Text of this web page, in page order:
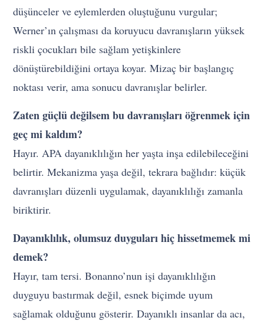
düşünceler ve eylemlerden oluştuğunu vurgular;
Werner’ın çalışması da koruyucu davranışların yüksek
riskli çocukları bile sağlam yetişkinlere
dönüştürebildiğini ortaya koyar. Mizaç bir başlangıç
noktası verir, ama sonucu davranışlar belirler.
Zaten güçlü değilsem bu davranışları öğrenmek için
geç mi kaldım?
Hayır. APA dayanıklılığın her yaşta inşa edilebileceğini
belirtir. Mekanizma yaşa değil, tekrara bağlıdır: küçük
davranışları düzenli uygulamak, dayanıklılığı zamanla
biriktirir.
Dayanıklılık, olumsuz duyguları hiç hissetmemek mi
demek?
Hayır, tam tersi. Bonanno’nun işi dayanıklılığın
duyguyu bastırmak değil, esnek biçimde uyum
sağlamak olduğunu gösterir. Dayanıklı insanlar da acı,